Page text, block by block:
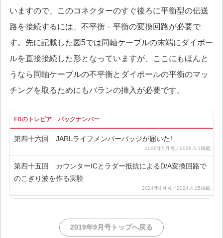
いますので、このコネクターのすぐ後ろに平衡型の伝送
路を接続するには、不平衡－平衡の変換回路が必要で
す。先に記載した図5では同軸ケーブルの末端にダイポー
ルを直接接続した形となっていますが、ここにもほんと
うなら同軸ケーブルの不平衡とダイポールの平衡のマッ
チングを取るためにもバランの挿入が必要です。
FBのトレビア バックナンバー
第四十六回 JARLライフメンバーバッジが届いた!
第四十五回 カウンターICとラダー抵抗によるD/A変換回路で
のこぎり波を作る実験
第四十三回 電子ホタルの製作とその解析
2019年9月号トップへ戻る